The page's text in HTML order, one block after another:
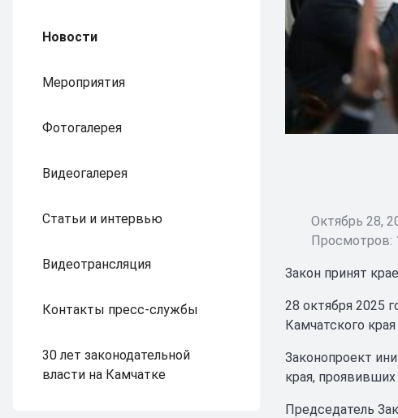
Новости
Мероприятия
Фотогалерея
Видеогалерея
Статьи и интервью
Видеотрансляция
Контакты пресс-службы
30 лет законодательной
власти на Камчатке
Октябрь 28,
Просмотров:
Закон принят
28 октября 2025
Камчатского
Законопроект
края,
Председатель